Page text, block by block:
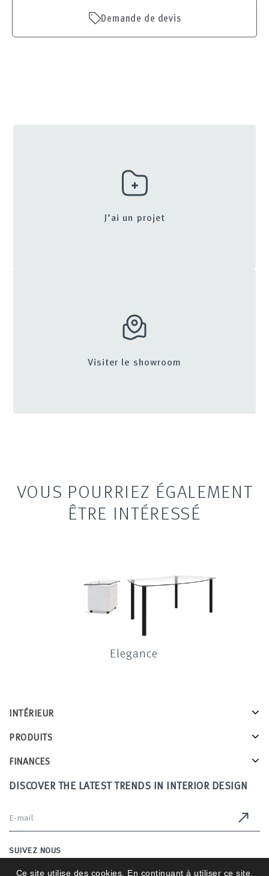
Voir en 3D
Demande de devis
J’ai un projet
Visiter le showroom
VOUS POURRIEZ ÉGALEMENT
ÊTRE INTÉRESSÉ
Elegance
INTÉRIEUR
PRODUITS
FINANCES
DISCOVER THE LATEST TRENDS IN INTERIOR DESIGN
SUIVEZ NOUS
Ce site utilise des cookies. En continuant à utiliser ce site,